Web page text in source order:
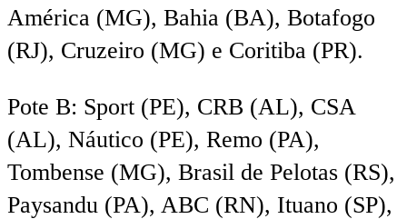
América (MG), Bahia (BA), Botafogo
(RJ), Cruzeiro (MG) e Coritiba (PR).
Pote B: Sport (PE), CRB (AL), CSA
(AL), Náutico (PE), Remo (PA),
Tombense (MG), Brasil de Pelotas (RS),
Paysandu (PA), ABC (RN), Ituano (SP),